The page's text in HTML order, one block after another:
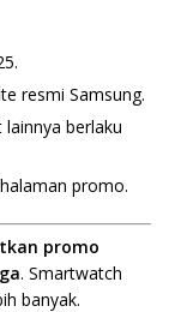
resmi Samsung.
berlaku
promo.
promo
. Smartwatch
banyak.